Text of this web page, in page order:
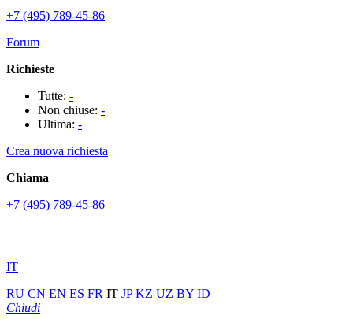
+7 (495) 789-45-86
Forum
Richieste
Tutte: -
Non chiuse: -
Ultima: -
Crea nuova richiesta
Chiama
+7 (495) 789-45-86
IT
RU CN EN ES FR IT JPKZ UZ BY ID
Chiudi